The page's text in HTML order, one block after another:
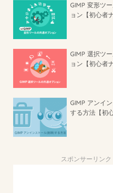
GIMP 変形ツ
ョン【初心者
GIMP 選択ツ
ョン【初心者
GIMP アンイ
する方法【初
スポンサーリンク